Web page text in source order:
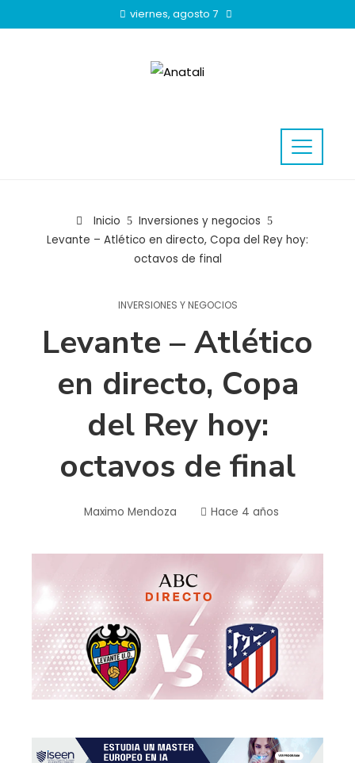
viernes, agosto 7
Inicio
Inversiones y negocios
Levante – Atlético en directo, Copa del Rey hoy:
octavos de final
INVERSIONES Y NEGOCIOS
Levante – Atlético
en directo, Copa
del Rey hoy:
octavos de final
Maximo Mendoza Hace 4 años